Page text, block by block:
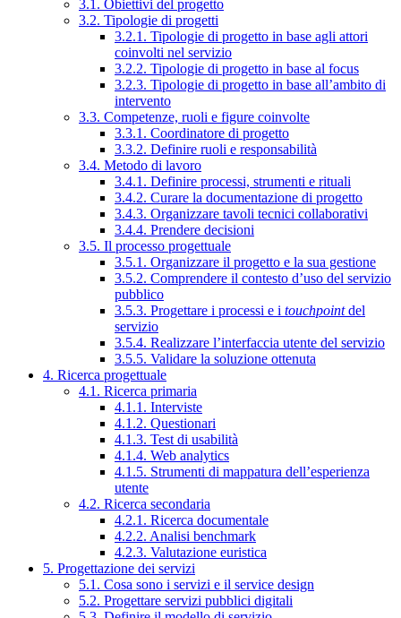
3.1. Obiettivi del progetto
3.2. Tipologie di progetti
3.2.1. Tipologie di progetto in base agli attori
coinvolti nel servizio
3.2.2. Tipologie di progetto in base al focus
3.2.3. Tipologie di progetto in base all’ambito di
intervento
3.3. Competenze, ruoli e figure coinvolte
3.3.1. Coordinatore di progetto
3.3.2. Definire ruoli e responsabilità
3.4. Metodo di lavoro
3.4.1. Definire processi, strumenti e rituali
3.4.2. Curare la documentazione di progetto
3.4.3. Organizzare tavoli tecnici collaborativi
3.4.4. Prendere decisioni
3.5. Il processo progettuale
3.5.1. Organizzare il progetto e la sua gestione
3.5.2. Comprendere il contesto d’uso del servizio
pubblico
3.5.3. Progettare i processi e i touchpointdel
servizio
3.5.4. Realizzare l’interfaccia utente del servizio
3.5.5. Validare la soluzione ottenuta
4. Ricerca progettuale
4.1. Ricerca primaria
4.1.1. Interviste
4.1.2. Questionari
4.1.3. Test di usabilità
4.1.4. Web analytics
4.1.5. Strumenti di mappatura dell’esperienza
utente
4.2. Ricerca secondaria
4.2.1. Ricerca documentale
4.2.2. Analisi benchmark
4.2.3. Valutazione euristica
5. Progettazione dei servizi
5.1. Cosa sono i servizi e il service design
5.2. Progettare servizi pubblici digitali